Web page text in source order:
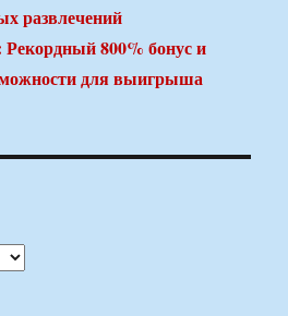
развлечений
800% бонус и
для выигрыша